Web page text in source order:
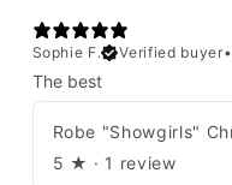
Sophie F.
Verified buyer•
The best
5 ★ · 1 review